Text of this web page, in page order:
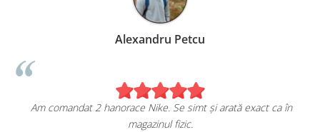
Alexandru Petcu
Am comandat 2 hanorace Nike. Se simt și arată exact ca în
magazinul fizic.